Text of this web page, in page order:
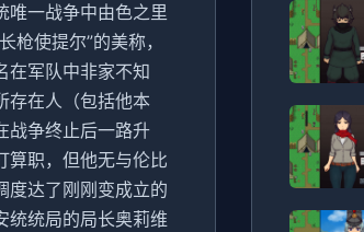
唯一战争中由色之里
枪使提尔”的美称，
在军队中非家不知
存在人（包括他本
战争终止后一路升
算职，但他无与伦比
度达了刚刚变成立的
统统局的局长奥莉维